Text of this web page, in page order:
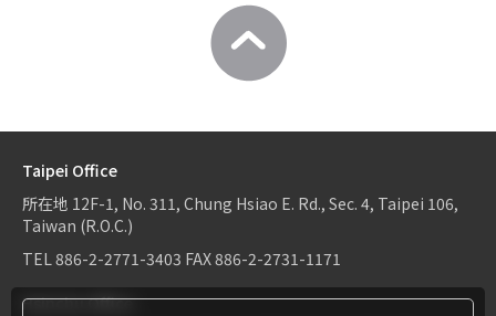
Taipei Office
所在地 12F-1, No. 311, Chung Hsiao E. Rd., Sec. 4, Taipei 106,
Taiwan (R.O.C.)
TEL 886-2-2771-3403 FAX886-2-2731-1171
Hsinchu Office